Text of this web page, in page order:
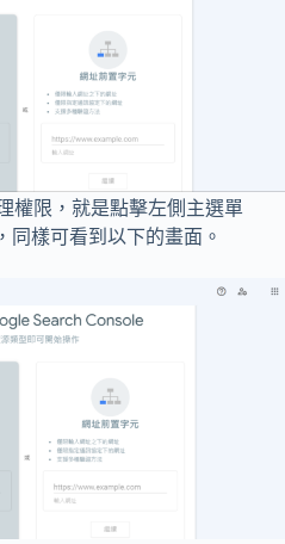
權限，就是點擊左側主選單
同樣可看到以下的畫面。